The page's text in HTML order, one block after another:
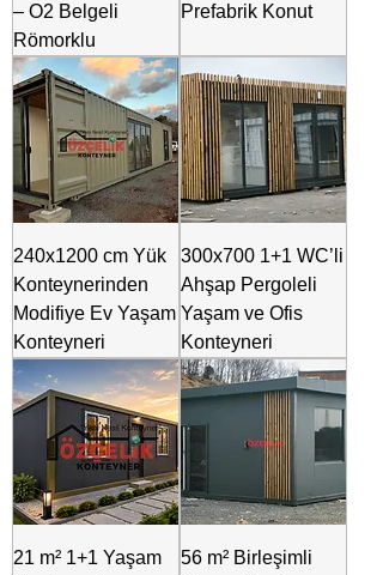
– O2 Belgeli
Römorklu
Prefabrik Konut
240x1200 cm Yük
Konteynerinden
Modifiye Ev Yaşam
Konteyneri
300x700 1+1 WC’li
Ahşap Pergoleli
Yaşam ve Ofis
Konteyneri
21 m² 1+1 Yaşam
56 m² Birleşimli